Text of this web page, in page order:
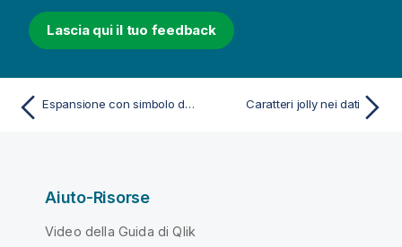
Lascia qui il tuo feedback
Espansione con simbolo del dollaro con un'espressione Caratteri jolly nei dati
Aiuto-Risorse
Video della Guida di Qlik